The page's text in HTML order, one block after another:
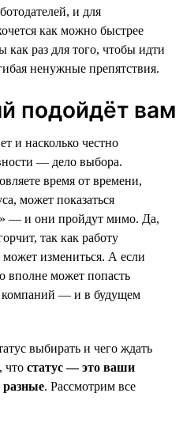
и для
как можно быстрее
как раз для того, чтобы идти
ненужные препятствия.
подойдёт вам
и насколько честно
— дело выбора.
время от времени,
может показаться
— и они пройдут мимо. Да,
так как работу
измениться. А если
вполне может попасть
компаний — и в будущем
выбирать и чего ждать
что статус — это ваши
разные. Рассмотрим все